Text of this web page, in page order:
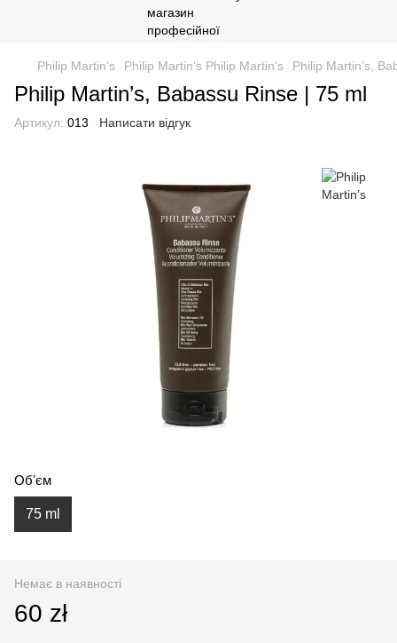
Philip Martin’s Philip Martin’s Philip Martin’s Philip Martin’s,
Philip Martin’s, Babassu Rinse | 75 ml
Артикул: 013 Написати відгук
Обʼєм
75 ml
Немає в наявності
60 zł